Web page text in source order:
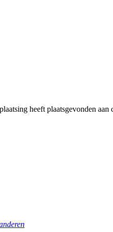
heeft plaatsgevonden